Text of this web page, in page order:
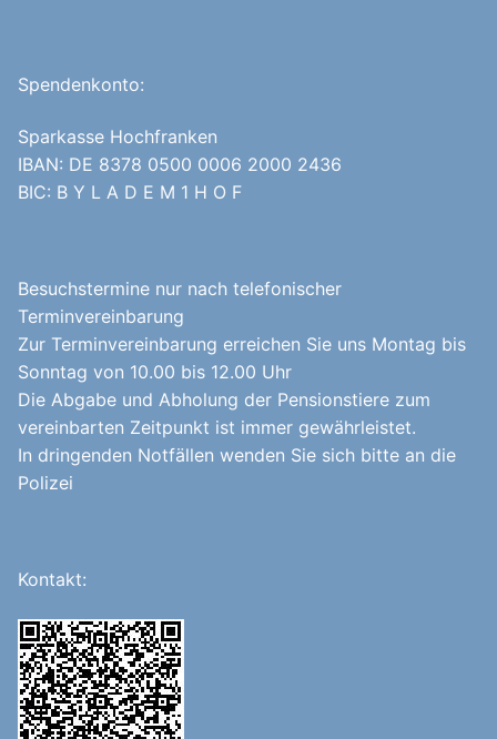
Spendenkonto:
Sparkasse Hochfranken
IBAN: DE 8378 0500 0006 2000 2436
BIC: B Y L A D E M 1 H O F
Besuchstermine nur nach telefonischer
Terminvereinbarung
Zur Terminvereinbarung erreichen Sie uns Montag bis
Sonntag von 10.00 bis 12.00 Uhr
Die Abgabe und Abholung der Pensionstiere zum
vereinbarten Zeitpunkt ist immer gewährleistet.
In dringenden Notfällen wenden Sie sich bitte an die
Polizei
Kontakt: